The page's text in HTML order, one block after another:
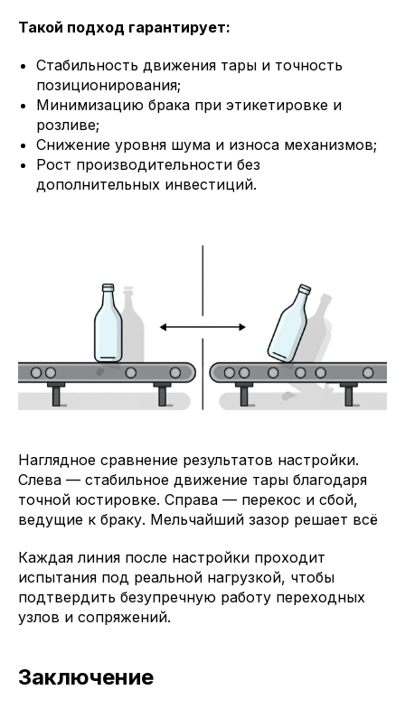
Такой подход гарантирует:
Стабильность движения тары и точность
позиционирования;
Минимизацию брака при этикетировке и
розливе;
Снижение уровня шума и износа механизмов;
Рост производительности без
дополнительных инвестиций.
Наглядное сравнение результатов настройки.
Слева — стабильное движение тары благодаря
точной юстировке. Справа — перекос и сбой,
ведущие к браку. Мельчайший зазор решает всё
Каждая линия после настройки проходит
испытания под реальной нагрузкой, чтобы
подтвердить безупречную работу переходных
узлов и сопряжений.
Заключение